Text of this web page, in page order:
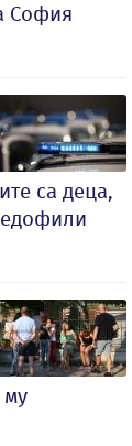
София
са деца,